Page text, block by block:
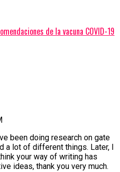
de la vacuna COVID-19
been doing research on gate
a lot of different things. Later, I
your way of writing has
ideas, thank you very much.